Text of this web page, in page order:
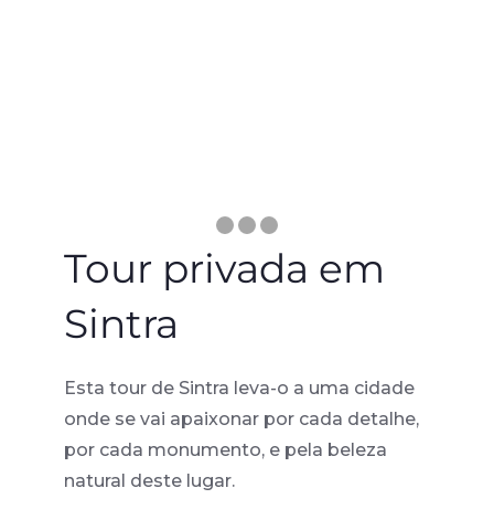
Tour privada em
Sintra
Esta tour de Sintra leva-o a uma cidade
onde se vai apaixonar por cada detalhe,
por cada monumento, e pela beleza
natural deste lugar.